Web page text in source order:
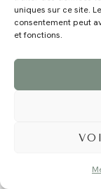
uniques sur ce site.
consentement peut
et fonctions.
©2024 EI Magali Selvi -